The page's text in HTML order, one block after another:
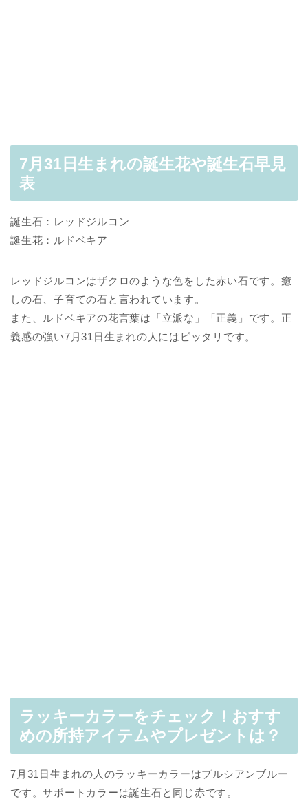
7月31日生まれの誕生花や誕生石早見
表
誕生石：レッドジルコン
誕生花：ルドベキア
レッドジルコンはザクロのような色をした赤い石です。癒
しの石、子育ての石と言われています。
また、ルドベキアの花言葉は「立派な」「正義」です。正
義感の強い7月31日生まれの人にはピッタリです。
ラッキーカラーをチェック！おすす
めの所持アイテムやプレゼントは？
7月31日生まれの人のラッキーカラーはプルシアンブルー
です。サポートカラーは誕生石と同じ赤です。